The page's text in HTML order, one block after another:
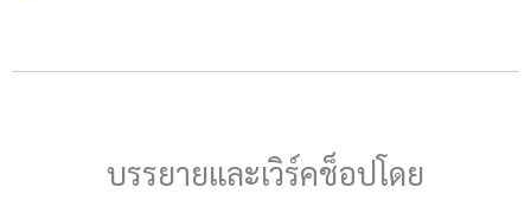
บรรยายและเวิร์คช็อปโดย